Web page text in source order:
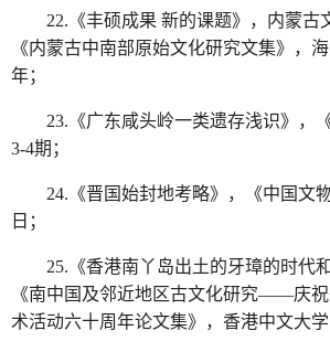
22.《丰硕成果 新的课题》，内蒙古
《内蒙古中南部原始文化研究文集》，
年；
23.《广东咸头岭一类遗存浅识》，
3-4期；
24.《晋国始封地考略》，《中国文
日；
25.《香港南丫岛出土的牙璋的时代
《南中国及邻近地区古文化研究——庆
术活动六十周年论文集》，香港中文大学